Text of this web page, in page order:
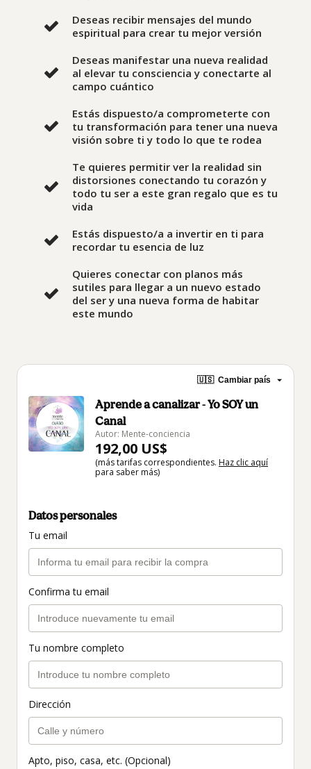
Deseas recibir mensajes del mundo
espiritual para crear tu mejor versión
Deseas manifestar una nueva realidad
al elevar tu consciencia y conectarte al
campo cuántico
Estás dispuesto/a comprometerte con
tu transformación para tener una nueva
visión sobre ti y todo lo que te rodea
Te quieres permitir ver la realidad sin
distorsiones conectando tu corazón y
todo tu ser a este gran regalo que es tu
vida
Estás dispuesto/a a invertir en ti para
recordar tu esencia de luz
Quieres conectar con planos más
sutiles para llegar a un nuevo estado
del ser y una nueva forma de habitar
este mundo
🇺🇸 Cambiar país
Aprende a canalizar - Yo SOY un
Canal
Autor: Mente-conciencia
192,00 US$
(más tarifas correspondientes. Haz clic aquí
para saber más)
Datos personales
Tu email
Confirma tu email
Tu nombre completo
Dirección
Apto, piso, casa, etc. (Opcional)